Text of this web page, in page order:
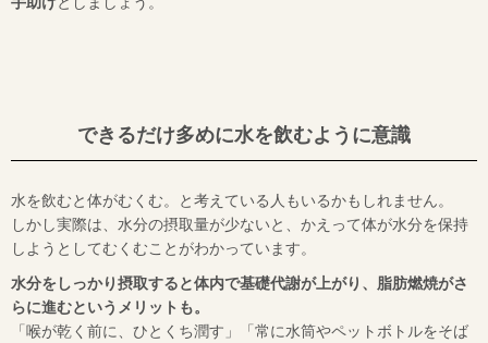
できるだけ多めに水を飲むように意識
水を飲むと体がむくむ。と考えている人もいるかもしれません。
しかし実際は、水分の摂取量が少ないと、かえって体が水分を保持
しようとしてむくむことがわかっています。
水分をしっかり摂取すると体内で基礎代謝が上がり、脂肪燃焼がさ
らに進むというメリットも。
「喉が乾く前に、ひとくち潤す」「常に水筒やペットボトルをそば